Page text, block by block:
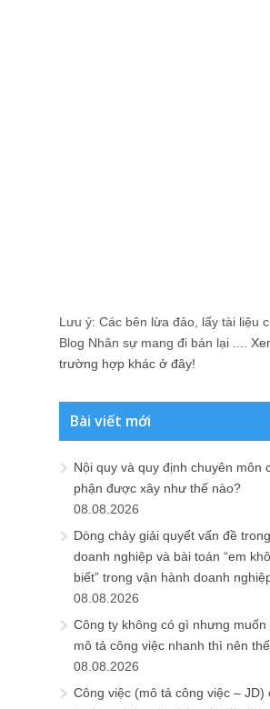
Lưu ý: Các bên lừa đảo, lấy tài liệu
Blog Nhân sự mang đi bán lại ....
trường hợp khác ở đây!
Bài viết mới
Nội quy và quy định chuyên môn
phận được xây như thế nào?
08.08.2026
Dòng chảy giải quyết vấn đề trong
doanh nghiệp và bài toán “em
biết” trong vận hành doanh
08.08.2026
Công ty không có gì nhưng muốn
mô tả công việc nhanh thì nên
08.08.2026
Công việc (mô tả công việc – JD)